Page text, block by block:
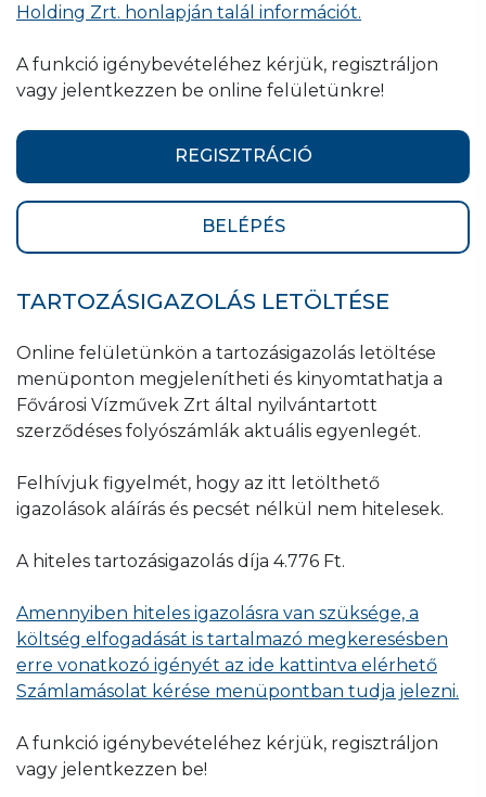
Holding Zrt. honlapján talál információt.
A funkció igénybevételéhez kérjük, regisztráljon
vagy jelentkezzen be online felületünkre!
REGISZTRÁCIÓ
BELÉPÉS
TARTOZÁSIGAZOLÁS LETÖLTÉSE
Online felületünkön a tartozásigazolás letöltése
menüponton megjelenítheti és kinyomtathatja a
Fővárosi Vízművek Zrt által nyilvántartott
szerződéses folyószámlák aktuális egyenlegét.
Felhívjuk figyelmét, hogy az itt letölthető
igazolások aláírás és pecsét nélkül nem hitelesek.
A hiteles tartozásigazolás díja 4.776 Ft.
Amennyiben hiteles igazolásra van szüksége, a
költség elfogadását is tartalmazó megkeresésben
erre vonatkozó igényét az ide kattintva elérhető
Számlamásolat kérése menüpontban tudja jelezni.
A funkció igénybevételéhez kérjük, regisztráljon
vagy jelentkezzen be!